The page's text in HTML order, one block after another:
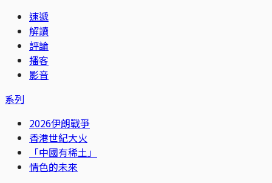
速遞
解讀
評論
播客
影音
系列
2026伊朗戰爭
香港世紀大火
「中國有稀土」
情色的未來